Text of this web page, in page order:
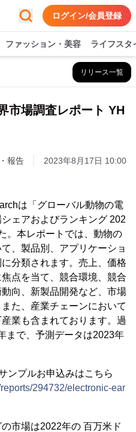
ログイン/会員登録
ファッション・美容 ライフスタ
リリース一覧
市場調査レポート YH
報告 2023年8月17日 10:00
は「グローバル動物の電
ェアおよびランキング 202
。本レポートでは、動物の
、製品別、アプリケーショ
分類されます。売上、価格
点を当て、競合環境、競合
向、新製品開発など、市場
た、産業チェーンにおいて
業も含まれております。過
まで、予測データは2023年
ンプルお申込みはこちら
294732/electronic-ear
市場は2022年の 百万米ド